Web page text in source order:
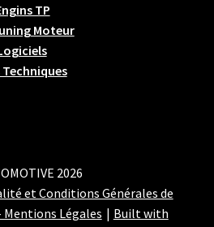
TP
Moteur
2026
et Conditions Générales de
Légales
Built with